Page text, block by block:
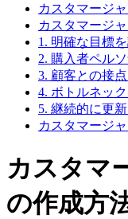
カスタマージ
カスタマージ
1. 明確な目標
2. 購入者ペル
3. 顧客との接
4. ボトルネッ
5. 継続的に更
カスタマージ
カスタマ
の作成方